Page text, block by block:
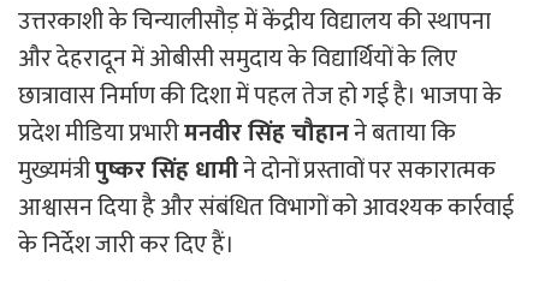
उत्तरकाशी के चिन्यालीसौड़ में केंद्रीय विद्यालय की स्थापना
और देहरादून में ओबीसी समुदाय के विद्यार्थियों के लिए
छात्रावास निर्माण की दिशा में पहल तेज हो गई है। भाजपा के
प्रदेश मीडिया प्रभारीमनवीर सिंह चौहानने बताया कि
मुख्यमंत्रीपुष्कर सिंह धामीने दोनों प्रस्तावों पर सकारात्मक
आश्वासन दिया है और संबंधित विभागों को आवश्यक कार्रवाई
के निर्देश जारी कर दिए हैं।